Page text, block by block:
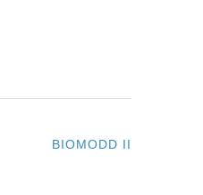
BIOMODD II